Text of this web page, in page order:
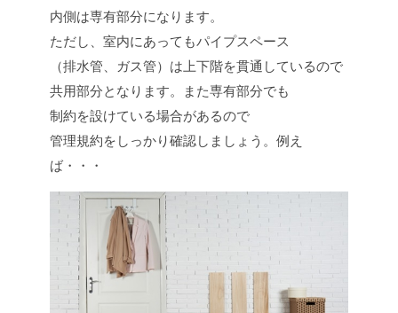
内側は専有部分になります。
ただし、室内にあってもパイプスペース
（排水管、ガス管）は上下階を貫通しているので
共用部分となります。また専有部分でも
制約を設けている場合があるので
管理規約をしっかり確認しましょう。例え
ば・・・